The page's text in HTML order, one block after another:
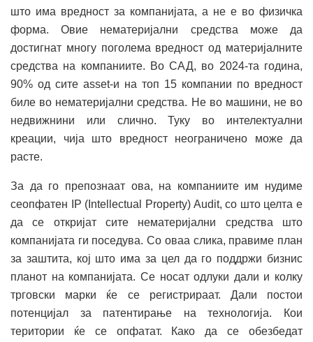
што има вредност за компанијата, а не е во физичка
форма. Овие нематеријални средства може да
достигнат многу поголема вредност од материјалните
средства на компаниите. Во САД, во 2024-та година,
90% од сите asset-и на топ 15 компании по вредност
биле во нематеријални средства. Не во машини, не во
недвижнини или слично. Туку во интелектуални
креации, чија што вредност неограничено може да
расте.
За да го препознаат ова, на компаниите им нудиме
сеопфатен IP (Intellectual Property) Audit, со што целта е
да се откријат сите нематеријални средства што
компанијата ги поседува. Со оваа слика, правиме план
за заштита, кој што има за цел да го поддржи бизнис
планот на компанијата. Се носат одлуки дали и колку
трговски марки ќе се регистрираат. Дали постои
потенцијал за патентирање на технологија. Кои
територии ќе се опфатат. Како да се обезбедат